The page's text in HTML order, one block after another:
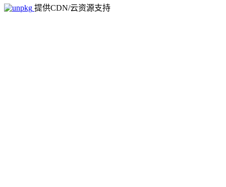
提供CDN/云资源支持